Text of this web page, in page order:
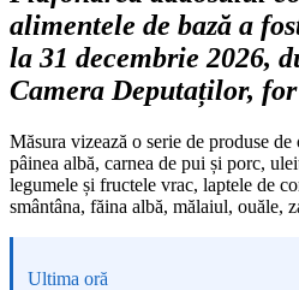
alimentele de bază a
la 31 decembrie 2026,
Camera Deputaților,
Măsura vizează o serie de produse
pâinea albă, carnea de pui și porc,
legumele și fructele vrac, laptele de
smântâna, făina albă, mălaiul, ouăle,
Ultima oră